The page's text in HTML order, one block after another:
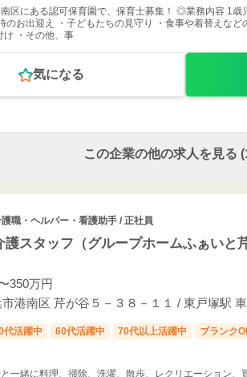
区にある認可保育園で、保育士募集！ ◎業務内容 1
のお出迎え ・子どもたちの見守り ・食事や着替えな
け ・その他、事
気になる
この企業の他の求人を見る
職・ヘルパー・看護助手 / 正社員
護スタッフ（グループホームふぁいと
350万円
港南区 芹が谷５－３８－１１ / 東戸塚駅
代活躍中 60代活躍中 70代以上活躍中 ブランク
一緒に料理、掃除、洗濯、散歩、レクリエーション